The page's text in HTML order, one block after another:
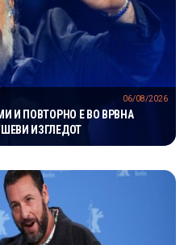
И ПОВТОРНО Е ВО ВРВНА
ИЗГЛЕДОТ
06/08/2026